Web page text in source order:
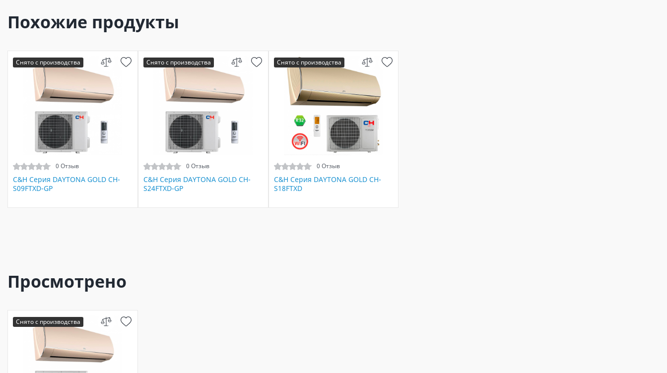
Похожие продукты
Снято с производства
0 Отзыв
C&H Серия DAYTONA GOLD CH-
S09FTXD-GP
Снято с производства
0 Отзыв
C&H Серия DAYTONA GOLD CH-
S24FTXD-GP
Снято с производства
0 Отзыв
C&H Серия DAYTONA GOLD CH-
S18FTXD
Просмотрено
Снято с производства